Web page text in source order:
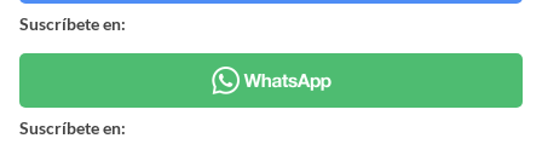
Suscríbete en:
Suscríbete en: